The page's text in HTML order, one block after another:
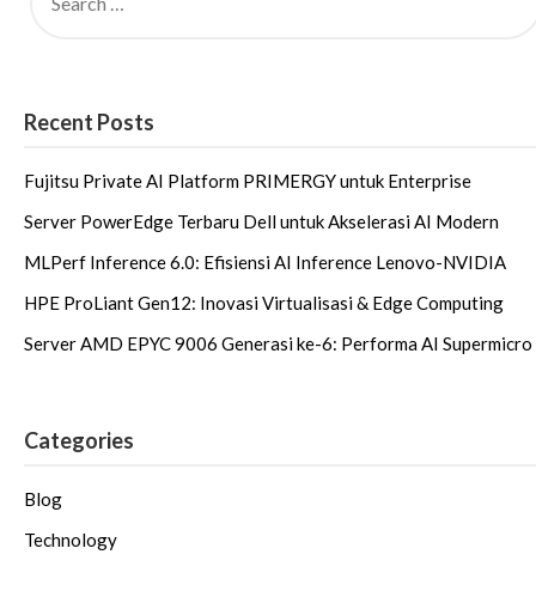
Recent Posts
Fujitsu Private AI Platform PRIMERGY untuk Enterprise
Server PowerEdge Terbaru Dell untuk Akselerasi AI Modern
MLPerf Inference 6.0: Efisiensi AI Inference Lenovo-NVIDIA
HPE ProLiant Gen12: Inovasi Virtualisasi & Edge Computing
Server AMD EPYC 9006 Generasi ke-6: Performa AI Supermicro
Categories
Blog
Technology